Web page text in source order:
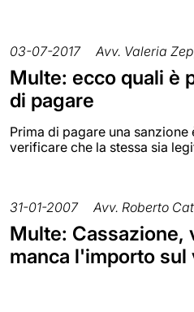
03-07-2017 Avv. Valeria
Multe: ecco quali è
di pagare
Prima di pagare una
verificare che la stessa sia
31-01-2007 Avv. Roberto
Multe: Cassazione,
manca l'importo sul